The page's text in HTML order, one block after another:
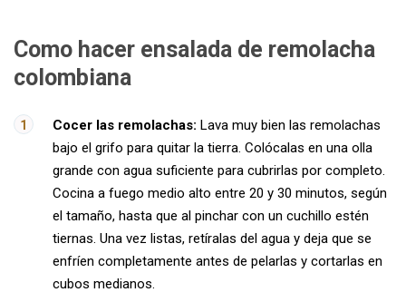
Como hacer ensalada de remolacha
colombiana
Cocer las remolachas: Lava muy bien las remolachas
bajo el grifo para quitar la tierra. Colócalas en una olla
grande con agua suficiente para cubrirlas por completo.
Cocina a fuego medio alto entre 20 y 30 minutos, según
el tamaño, hasta que al pinchar con un cuchillo estén
tiernas. Una vez listas, retíralas del agua y deja que se
enfríen completamente antes de pelarlas y cortarlas en
cubos medianos.